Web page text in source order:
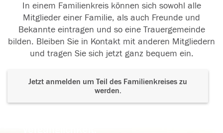
In einem Familienkreis können sich sowohl alle
Mitglieder einer Familie, als auch Freunde und
Bekannte eintragen und so eine Trauergemeinde
bilden. Bleiben Sie in Kontakt mit anderen Mitgliedern
und tragen Sie sich jetzt ganz bequem ein.
Jetzt anmelden um Teil des Familienkreises zu
werden.